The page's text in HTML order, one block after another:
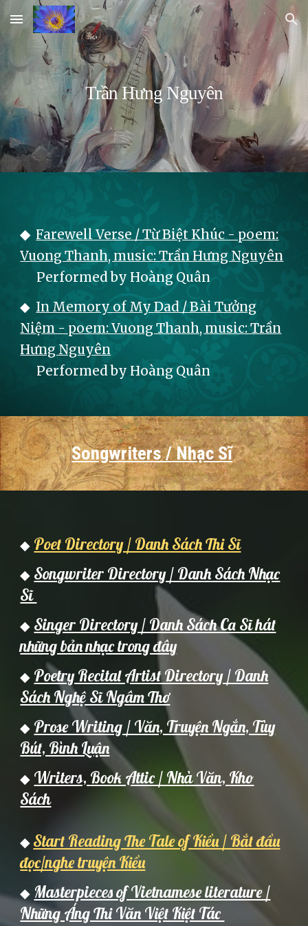
Skip to main content Skip to navigation
Trần Hưng Nguyên
◆Farewell Verse / Từ Biệt Khúc - poem:
Vuong Thanh, music: Trần Hưng Nguyên
Performed by Hoàng Quân
◆ In Memory of My Dad / Bài Tưởng
Niệm - poem: Vuong Thanh, music: Trần
Hưng Nguyên
Performed by Hoàng Quân
Songwriters / Nhạc Sĩ
◆ Poet Directory / Danh Sách Thi Sĩ
◆ Songwriter Directory / Danh Sách Nhạc
Sĩ
◆ Singer Directory / Danh Sách Ca Sĩ hát
những bản nhạc trong đây
◆ Poetry Recital Artist Directory / Danh
Sách Nghệ Sĩ Ngâm Thơ
◆ Prose Writing / Văn, Truyện Ngắn, Tùy
Bút, Bình Luận
◆ Writers, Book Attic / Nhà Văn, Kho
Sách
◆ Start Reading The Tale of Kiều / Bắt đầu
đọc/nghe truyện Kiều
◆ Masterpieces of Vietnamese literature /
Những Áng Thi Văn Việt Kiệt Tác